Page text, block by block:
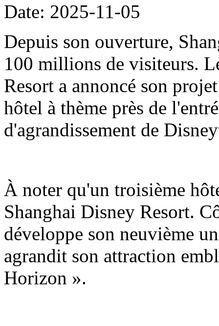
Date: 2025-11-05
Depuis son ouverture,
100 millions de visiteurs.
Resort a annoncé son
hôtel à thème près de
d'agrandissement de
À noter qu'un troisième
Shanghai Disney Resort.
développe son neuvième
agrandit son attraction
Horizon ».